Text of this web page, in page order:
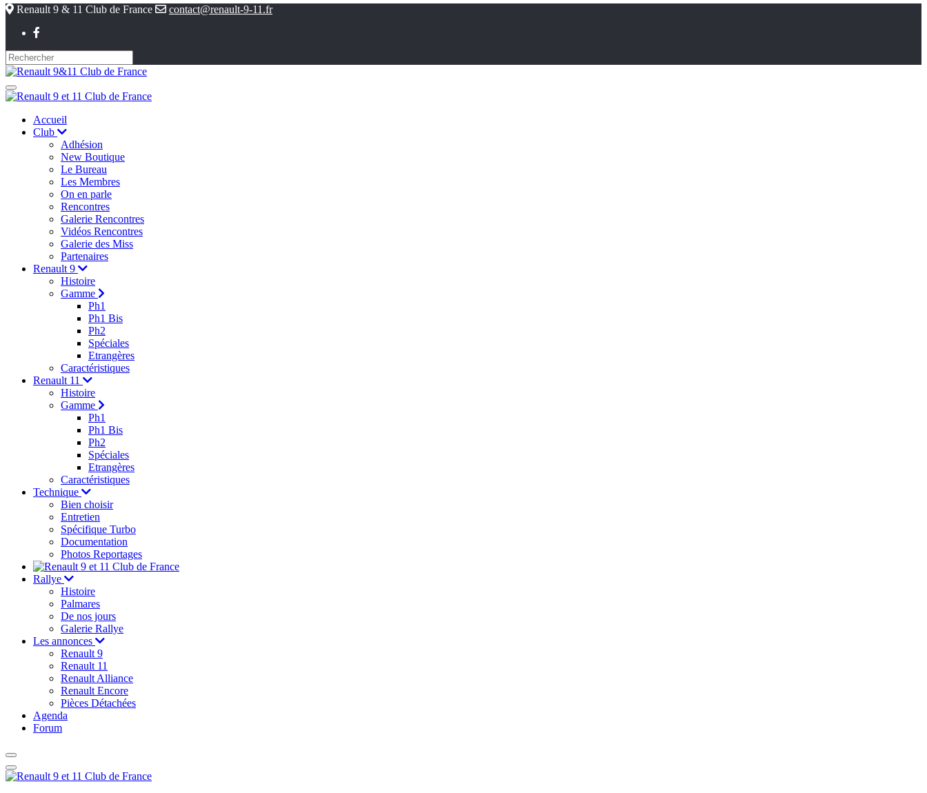
Renault 9 & 11 Club de France
contact@renault-9-11.fr
Accueil
Club
Adhésion
New Boutique
Le Bureau
Les Membres
On en parle
Rencontres
Galerie Rencontres
Vidéos Rencontres
Galerie des Miss
Partenaires
Renault 9
Histoire
Gamme
Ph1
Ph1 Bis
Ph2
Spéciales
Etrangères
Caractéristiques
Renault 11
Histoire
Gamme
Ph1
Ph1 Bis
Ph2
Spéciales
Etrangères
Caractéristiques
Technique
Bien choisir
Entretien
Spécifique Turbo
Documentation
Photos Reportages
Rallye
Histoire
Palmares
De nos jours
Galerie Rallye
Les annonces
Renault 9
Renault 11
Renault Alliance
Renault Encore
Pièces Détachées
Agenda
Forum